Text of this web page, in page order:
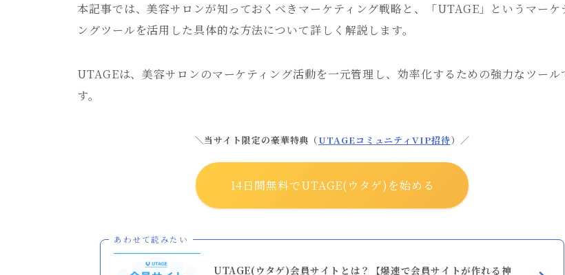
本記事では、美容サロンが知っておくべきマーケティング戦略と、「UTAGE」というマーケ
ングツールを活用した具体的な方法について詳しく解説します。
UTAGEは、美容サロンのマーケティング活動を一元管理し、効率化するための強力なツール
す。
＼当サイト限定の豪華特典（UTAGEコミュニティVIP招待）／
14日間無料でUTAGE(ウタゲ)を始める
あわせて読みたい
UTAGE(ウタゲ)会員サイトとは？【爆速で会員サイトが作れる神